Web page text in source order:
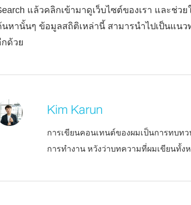
แล้วคลิกเข้ามาดูเว็บไซต์ของเรา และช่ว
นหานั้นๆ ข้อมูลสถิติเหล่านี้ สามารนำไปเป็นแน
กด้วย
Kim Karun
การเขียนคอนเทนต์ของผมเป็นการทบ
การทำงาน หวังว่าบทความที่ผมเขียนทั้